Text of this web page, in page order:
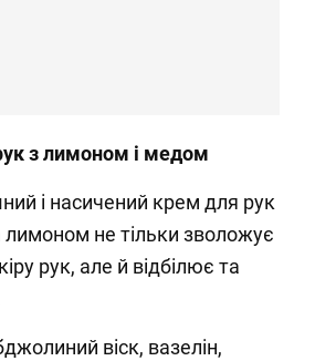
з лимоном і медом
і насичений крем для рук
не тільки зволожує
рук, але й відбілює та
віск, вазелін,